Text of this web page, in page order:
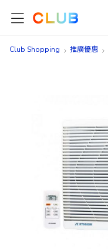
Club Shopping 推廣優惠